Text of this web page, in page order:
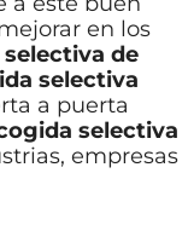
en los
de
selectiva
a puerta
selectiva
empresas